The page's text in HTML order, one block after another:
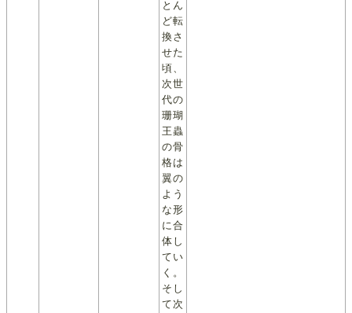
とん
ど転
換さ
せた
頃、
次世
代の
珊瑚
王蟲
の骨
格は
翼の
よう
な形
に合
体し
てい
く。
そし
て次